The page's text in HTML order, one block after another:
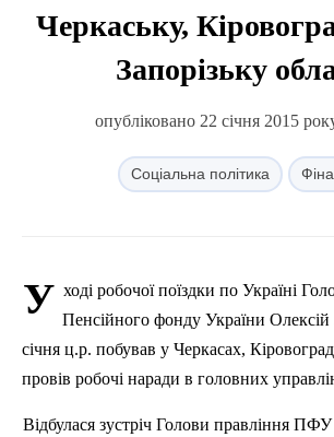
Черкаську,
Запорізьку
опубліковано 22 січня 2015
Соціальна політика
У ході робочої поїздки по Україні
Пенсійного фонду України
січня ц.р. побував у Черкасах,
провів робочі наради в головних
Відбулася зустріч Голови правління